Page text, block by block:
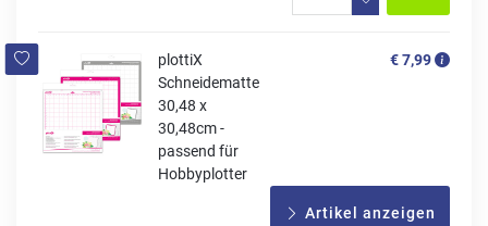
plottiX
Schneidematte
30,48 x
30,48cm -
passend für
Hobbyplotter
€ 7,99
Artikel anzeigen